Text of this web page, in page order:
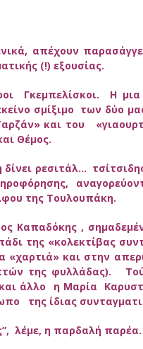
απέχουν
(!) εξουσίας.
Γκεμπελίσκοι. Η
σμίξιμο των δύο
και του
Θέμος.
ρεσιτάλ…
της Τουλουπάκη.
Καπαδόκης ,
της «κολεκτίβας
«χαρτιά» και στην
της φυλλάδας).
άλλο η Μαρία
της ίδιας
λέμε, η παρδαλή